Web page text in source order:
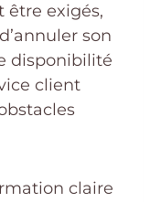
être exigés,
son
disponibilité
client
claire